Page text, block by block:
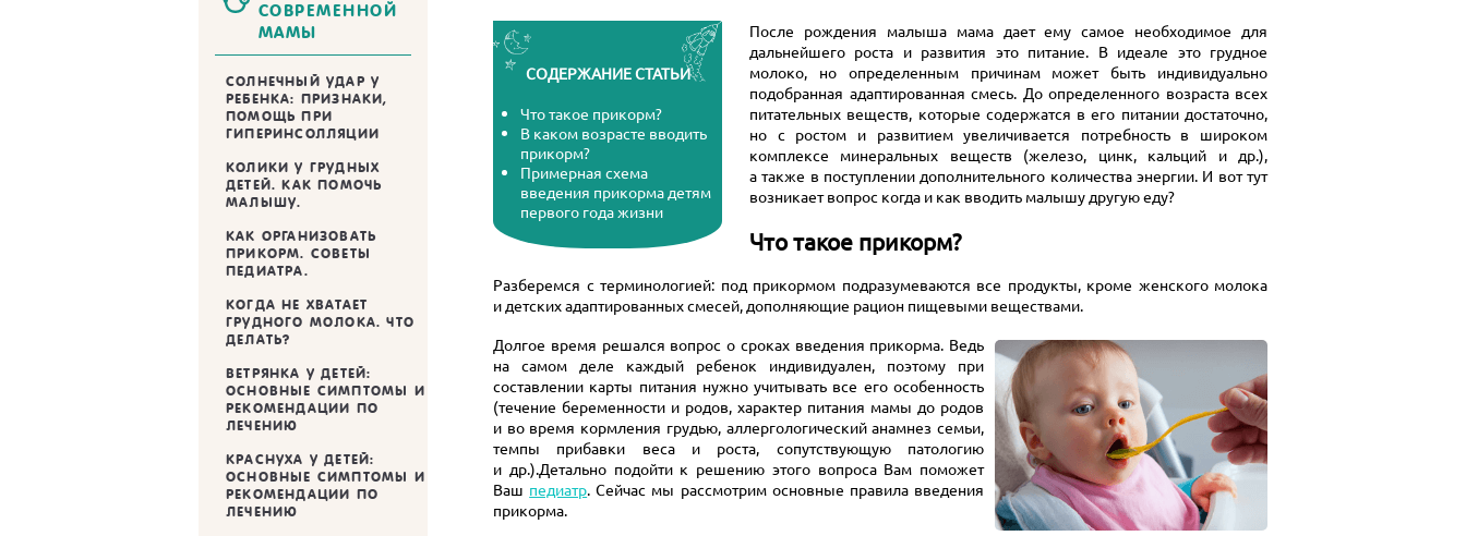
СОВРЕМЕННОЙ
МАМЫ
СОЛНЕЧНЫЙ УДАР У
РЕБЕНКА: ПРИЗНАКИ,
ПОМОЩЬ ПРИ
ГИПЕРИНСОЛЛЯЦИИ
КОЛИКИ У ГРУДНЫХ
ДЕТЕЙ. КАК ПОМОЧЬ
МАЛЫШУ.
КАК ОРГАНИЗОВАТЬ
ПРИКОРМ. СОВЕТЫ
ПЕДИАТРА.
КОГДА НЕ ХВАТАЕТ
ГРУДНОГО МОЛОКА. ЧТО
ДЕЛАТЬ?
ВЕТРЯНКА У ДЕТЕЙ:
ОСНОВНЫЕ СИМПТОМЫ И
РЕКОМЕНДАЦИИ ПО
ЛЕЧЕНИЮ
КРАСНУХА У ДЕТЕЙ:
ОСНОВНЫЕ СИМПТОМЫ И
РЕКОМЕНДАЦИИ ПО
ЛЕЧЕНИЮ
СОДЕРЖАНИЕ СТАТЬИ
Что такое прикорм?
В каком возрасте вводить
прикорм?
Примерная схема
введения прикорма детям
первого года жизни
После рождения малыша мама дает ему самое необходимое для
дальнейшего роста и развития это питание. В идеале это грудное
молоко, но определенным причинам может быть индивидуально
подобранная адаптированная смесь. До определенного возраста всех
питательных веществ, которые содержатся в его питании достаточно,
но с ростом и развитием увеличивается потребность в широком
комплексе минеральных веществ (железо, цинк, кальций и др.),
а также в поступлении дополнительного количества энергии. И вот тут
возникает вопрос когда и как вводить малышу другую еду?
Что такое прикорм?
Разберемся с терминологией: под прикормом подразумеваются все продукты, кроме женского молока
и детских адаптированных смесей, дополняющие рацион пищевыми веществами.
Долгое время решался вопрос о сроках введения прикорма. Ведь
на самом деле каждый ребенок индивидуален, поэтому при
составлении карты питания нужно учитывать все его особенность
(течение беременности и родов, характер питания мамы до родов
и во время кормления грудью, аллергологический анамнез семьи,
темпы прибавки веса и роста, сопутствующую патологию
и др.).Детально подойти к решению этого вопроса Вам поможет
Ваш педиатр. Сейчас мы рассмотрим основные правила введения
прикорма.